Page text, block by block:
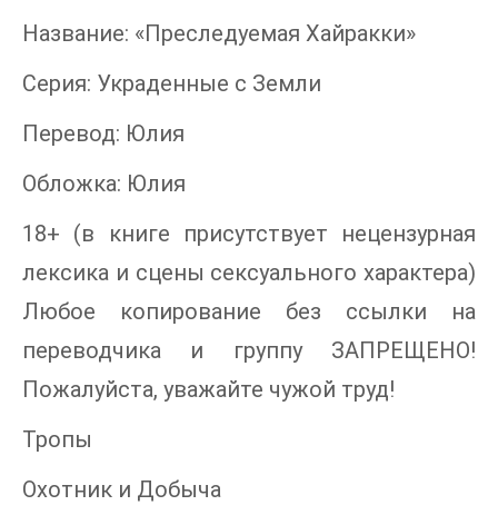
Название: «Преследуемая Хайракки»
Серия: Украденные с Земли
Перевод: Юлия
Обложка: Юлия
18+ (в книге присутствует нецензурная
лексика и сцены сексуального характера)
Любое копирование без ссылки на
переводчика и группу ЗАПРЕЩЕНО!
Пожалуйста, уважайте чужой труд!
Тропы
Охотник и Добыча